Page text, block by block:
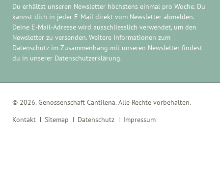
Du erhältst unseren Newsletter höchstens einmal pro Woche. Du
kannst dich in jeder E-Mail direkt vom Newsletter abmelden.
Deine E-Mail-Adresse wird ausschliesslich verwendet, um den
Newsletter zu versenden. Weitere Informationen zum
Datenschutz im Zusammenhang mit unseren Newsletter findest
du in unserer Datenschutzerklärung.
© 2026. Genossenschaft Cantilena. Alle Rechte vorbehalten.
Navigation
Kontakt Sitemap Datenschutz Impressum